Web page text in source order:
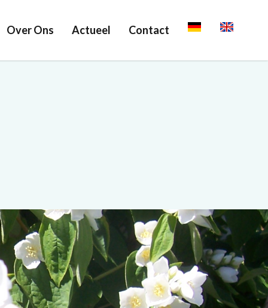
Over Ons Actueel Contact DeutschEnglish